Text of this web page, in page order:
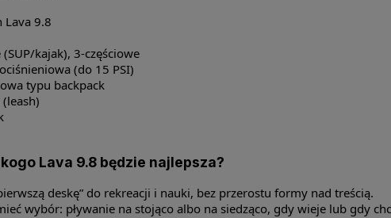
Lava 9.8
kajak), 3-częściowe
(do 15 PSI)
typu backpack
Lava 9.8 będzie najlepsza?
deskę” do rekreacji i nauki, bez przerostu formy nad treścią.
wybór: pływanie na stojąco albo na siedząco, gdy wieje lub gdy